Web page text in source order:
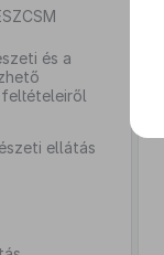
és a
ellátás